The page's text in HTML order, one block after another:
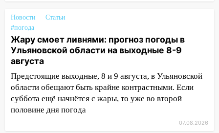
площадки
15:27
Прокуратура проверяет
капремонт школы в селе Кивать
15:08 В Кузоватово после прокурорской
проверки обновили разметку на
пешеходных переходах
14:40 На проспекте Гая в Ульяновске
запретили остановку автомобилей на
Новости
Статьи
#погода
Жару смоет ливнями: прогноз погоды в
Ульяновской области на выходные 8-9
августа
Предстоящие выходные, 8 и 9 августа, в Ульяновской
области обещают быть крайне контрастными. Если
суббота ещё начнётся с жары, то уже во второй
половине дня погода
07.08.2026